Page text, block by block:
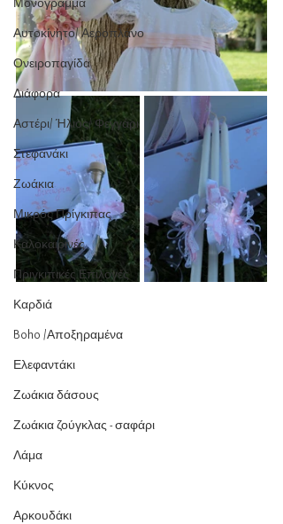
Αυτοκίνητο/ Αεροπλάνο
Ονειροπαγίδα
Διάφορα
Αστέρι/ Ήλιος/ Φεγγάρι
Στεφανάκι
Ζωάκια
Μικρός Πρίγκιπας
Καλοκαιρινές
Πριγκιπικές Επιλογές
Καρδιά
Boho /Αποξηραμένα
Ελεφαντάκι
Ζωάκια δάσους
Ζωάκια ζούγκλας - σαφάρι
Λάμα
Κύκνος
Αρκουδάκι